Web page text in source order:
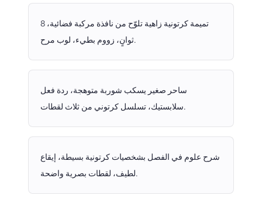
تميمة كرتونية زاهية تلوّح من نافذة مركبة فضائية، 8
ثوانٍ، زووم بطيء، لوب مرح.
ساحر صغير يسكب شوربة متوهجة، ردة فعل
سلابستيك، تسلسل كرتوني من ثلاث لقطات.
شرح علوم في الفصل بشخصيات كرتونية بسيطة، إيقاع
لطيف، لقطات بصرية واضحة.